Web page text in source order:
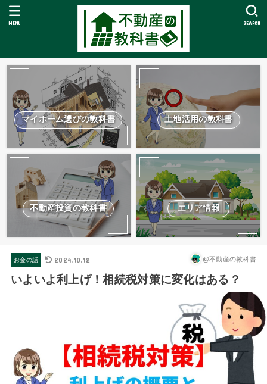
SEARCH
MENU
マイホーム選びの教科書 土地活用の教科書
不動産投資の教科書 エリア情報
お金の話 2024.10.12 @不動産の教科書
いよいよ利上げ！相続税対策に変化はある？